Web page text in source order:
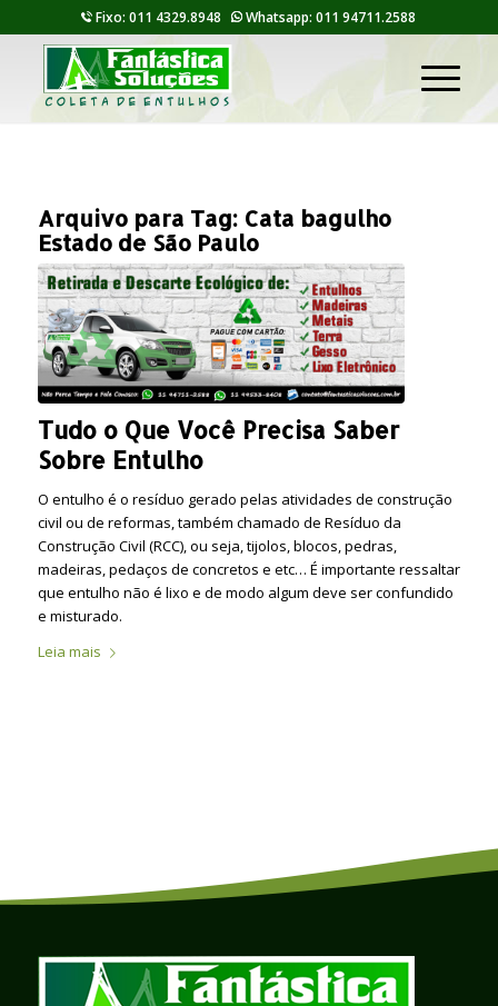
Fixo: 011 4329.8948 Whatsapp: 011 94711.2588
Arquivo para Tag: Cata bagulho
Estado de São Paulo
Tudo o Que Você Precisa Saber
Sobre Entulho
O entulho é o resíduo gerado pelas atividades de construção
civil ou de reformas, também chamado de Resíduo da
Construção Civil (RCC), ou seja, tijolos, blocos, pedras,
madeiras, pedaços de concretos e etc… É importante ressaltar
que entulho não é lixo e de modo algum deve ser confundido
e misturado.
Leia mais